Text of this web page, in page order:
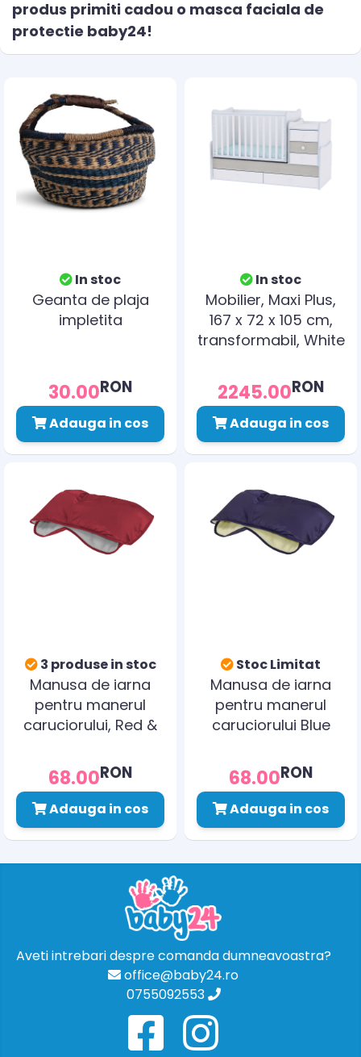
produs primiti cadou o masca faciala de
protectie baby24!
In stoc
Geanta de plaja
impletita
30.00RON
Adauga in cos
In stoc
Mobilier, Maxi Plus,
167 x 72 x 105 cm,
transformabil, White
2245.00RON
Adauga in cos
3 produse in stoc
Manusa de iarna
pentru manerul
caruciorului, Red &
68.00RON
Adauga in cos
Stoc Limitat
Manusa de iarna
pentru manerul
caruciorului Blue
68.00RON
Adauga in cos
Aveti intrebari despre comanda dumneavoastra?
office@baby24.ro
0755092553